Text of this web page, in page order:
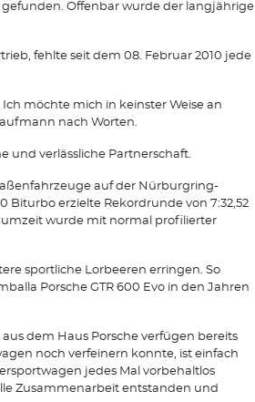
Offenbar wurde der langjährige
fehlte seit dem 08. Februar 2010 jede
möchte mich in keinster Weise an
nach Worten.
und verlässliche Partnerschaft.
auf der Nürburgring-
Biturbo erzielte Rekordrunde von 7:32,52
wurde mit normal profilierter
sportliche Lorbeeren erringen. So
Porsche GTR 600 Evo in den Jahren
dem Haus Porsche verfügen bereits
noch verfeinern konnte, ist einfach
jedes Mal vorbehaltlos
Zusammenarbeit entstanden und